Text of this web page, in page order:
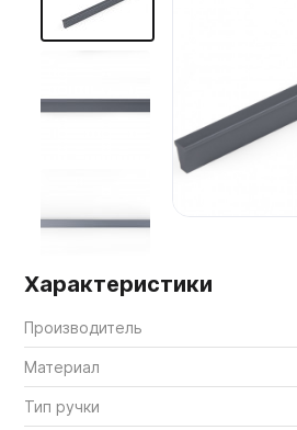
Фасады
Мебельные образцы, каталоги
Характеристики
Производитель
Материал
Тип ручки